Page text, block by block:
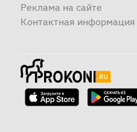
Реклама на сайте
Контактная информация